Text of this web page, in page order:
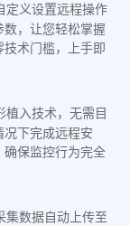
定义设置远程操作
，让您轻松掌握
术门槛，上手即
植入技术，无需目
下完成远程安
保监控行为完全
集数据自动上传至